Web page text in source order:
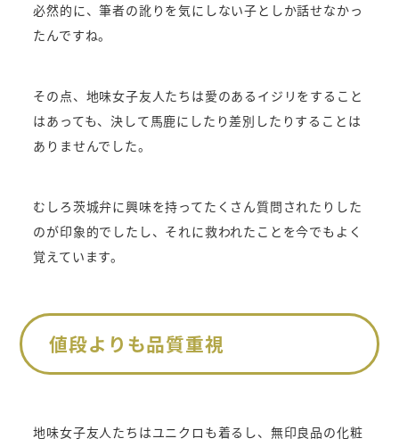
必然的に、筆者の訛りを気にしない子としか話せなかっ
たんですね。
その点、地味女子友人たちは愛のあるイジリをすること
はあっても、決して馬鹿にしたり差別したりすることは
ありませんでした。
むしろ茨城弁に興味を持ってたくさん質問されたりした
のが印象的でしたし、それに救われたことを今でもよく
覚えています。
値段よりも品質重視
地味女子友人たちはユニクロも着るし、無印良品の化粧